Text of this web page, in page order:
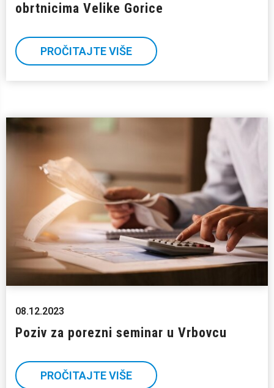
obrtnicima Velike Gorice
PROČITAJTE VIŠE
08.12.2023
Poziv za porezni seminar u Vrbovcu
PROČITAJTE VIŠE